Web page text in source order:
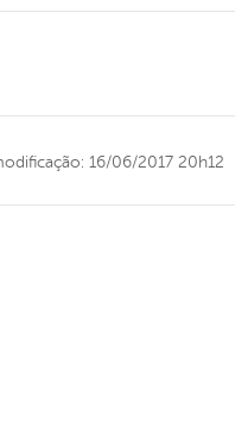
16/06/2017 20h12